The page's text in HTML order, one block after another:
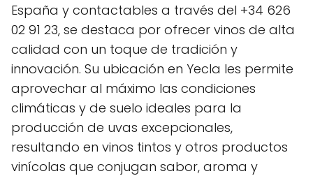
España y contactables a través del +34 626
02 91 23, se destaca por ofrecer vinos de alta
calidad con un toque de tradición y
innovación. Su ubicación en Yecla les permite
aprovechar al máximo las condiciones
climáticas y de suelo ideales para la
producción de uvas excepcionales,
resultando en vinos tintos y otros productos
vinícolas que conjugan sabor, aroma y